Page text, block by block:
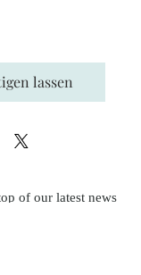
lassen
of our latest news